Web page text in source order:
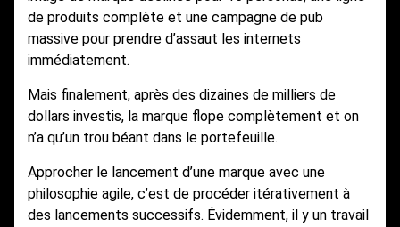
de produits complète et une campagne de pub
massive pour prendre d’assaut les internets
immédiatement.
Mais finalement, après des dizaines de milliers de
dollars investis, la marque flope complètement et on
n’a qu’un trou béant dans le portefeuille.
Approcher le lancement d’une marque avec une
philosophie agile, c’est de procéder itérativement à
des lancements successifs. Évidemment, il y un travail